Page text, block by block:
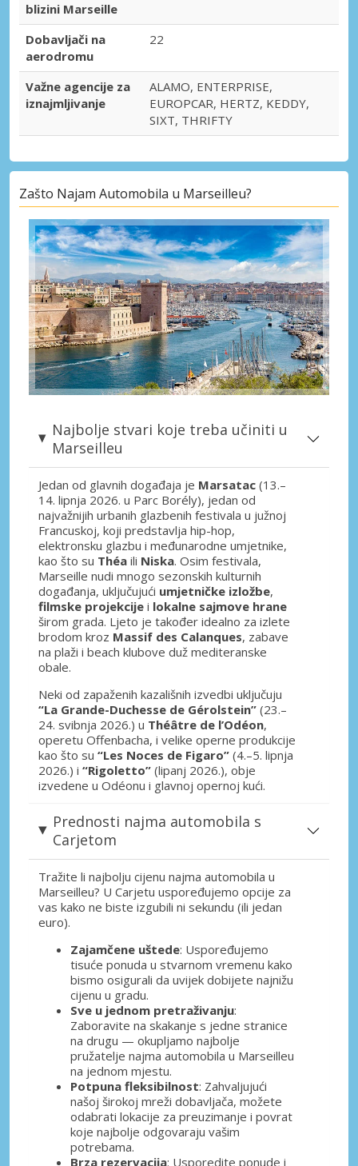
blizini Marseille
Dobavljači na
aerodromu
22
Važne agencije za
iznajmljivanje
ALAMO, ENTERPRISE,
EUROPCAR, HERTZ, KEDDY,
SIXT, THRIFTY
Zašto Najam Automobila u Marseilleu?
Najbolje stvari koje treba učiniti u
Marseilleu
Jedan od glavnih događaja je Marsatac (13.–
14. lipnja 2026. u Parc Borély), jedan od
najvažnijih urbanih glazbenih festivala u južnoj
Francuskoj, koji predstavlja hip-hop,
elektronsku glazbu i međunarodne umjetnike,
kao što su Théa ili Niska. Osim festivala,
Marseille nudi mnogo sezonskih kulturnih
događanja, uključujući umjetničke izložbe,
filmske projekcije i lokalne sajmove hrane
širom grada. Ljeto je također idealno za izlete
brodom kroz Massif des Calanques, zabave
na plaži i beach klubove duž mediteranske
obale.
Neki od zapaženih kazališnih izvedbi uključuju
“La Grande-Duchesse de Gérolstein” (23.–
24. svibnja 2026.) u Théâtre de l’Odéon,
operetu Offenbacha, i velike operne produkcije
kao što su “Les Noces de Figaro” (4.–5. lipnja
2026.) i “Rigoletto” (lipanj 2026.), obje
izvedene u Odéonu i glavnoj opernoj kući.
Prednosti najma automobila s
Carjetom
Tražite li najbolju cijenu najma automobila u
Marseilleu? U Carjetu uspoređujemo opcije za
vas kako ne biste izgubili ni sekundu (ili jedan
euro).
Zajamčene uštede: Uspoređujemo
tisuće ponuda u stvarnom vremenu kako
bismo osigurali da uvijek dobijete najnižu
cijenu u gradu.
Sve u jednom pretraživanju:
Zaboravite na skakanje s jedne stranice
na drugu — okupljamo najbolje
pružatelje najma automobila u Marseilleu
na jednom mjestu.
Potpuna fleksibilnost: Zahvaljujući
našoj širokoj mreži dobavljača, možete
odabrati lokacije za preuzimanje i povrat
koje najbolje odgovaraju vašim
potrebama.
Brza rezervacija: Usporedite ponude i